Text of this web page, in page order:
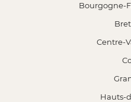
Bourgogne-
Centre-
Hauts-